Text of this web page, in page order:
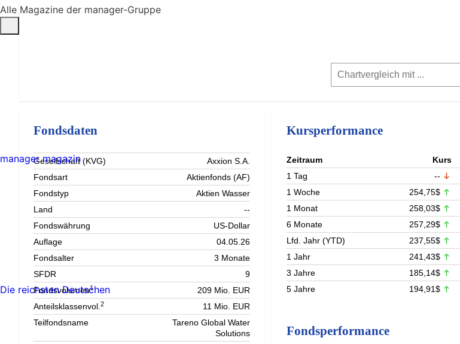
Fondsdaten
Gesellschaft (KVG)
Axxion S.A.
Fondsart
Aktienfonds (AF)
Fondstyp
Aktien Wasser
Land
--
Fondswährung
US-Dollar
Auflage
04.05.26
Fondsalter
3 Monate
SFDR
9
Fondsvolumen1
209 Mio. EUR
Anteilsklassenvol.2
11 Mio. EUR
Teilfondsname
Tareno Global Water
Solutions
Kursperformance
Zeitraum Kurs
1 Tag
--
1 Woche
254,75$
1 Monat
258,03$
6 Monate
257,29$
Lfd. Jahr (YTD)
237,55$
1 Jahr
241,43$
3 Jahre
185,14$
5 Jahre
194,91$
Fondsperformance
Alle Magazine der manager-Gruppe
manager magazin
Die reichsten Deutschen